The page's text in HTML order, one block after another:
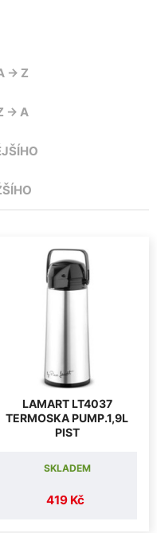
-> Z
-> A
LAMART LT4037
TERMOSKA PUMP.1,9L
PIST
419 Kč
SKLADEM